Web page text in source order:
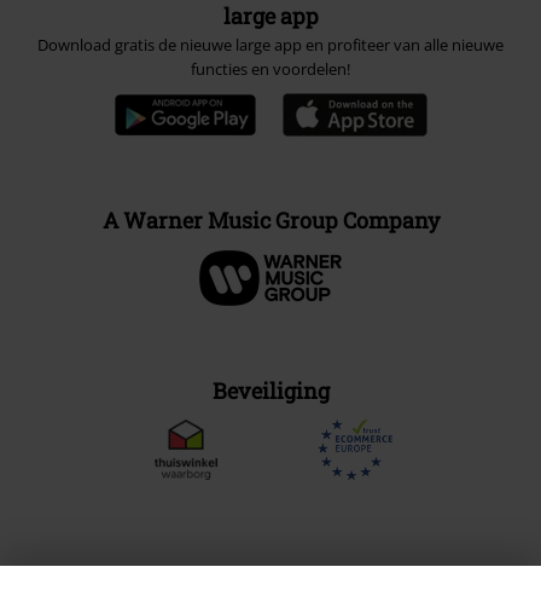
large app
Download gratis de nieuwe large app en profiteer van alle nieuwe
functies en voordelen!
A Warner Music Group Company
Beveiliging